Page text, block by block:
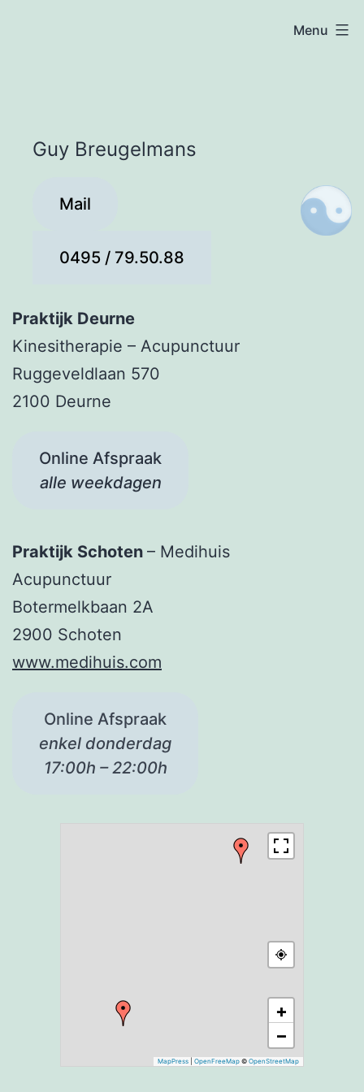
Kinesitherapie
Acupunctuur
Breugelmans
Menu
Guy Breugelmans
Mail
0495 / 79.50.88
Praktijk Deurne
Kinesitherapie – Acupunctuur
Ruggeveldlaan 570
2100 Deurne
Online Afspraak
alle weekdagen
Praktijk Schoten – Medihuis
Acupunctuur
Botermelkbaan 2A
2900 Schoten
www.medihuis.com
Online Afspraak
enkel donderdag
17:00h – 22:00h
+
−
MapPress OpenFreeMap © OpenStreetMap